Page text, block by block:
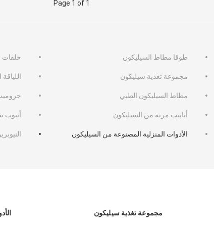
Page 1 of 1
حلقات طوقا مطاط السيليكون
مجموعة تغذية سيليكون
مطاط السيليكون الطبي
أنابيب مرنة من السيليكون
الأدوات المنزلية المصنوعة من السيليكون
مجموعة تغذية سيليكون